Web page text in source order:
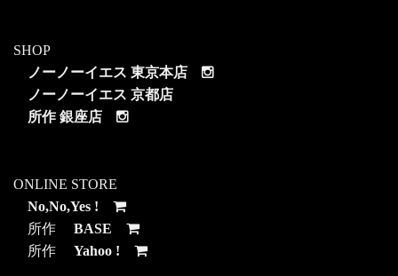
SHOP
ノーノーイエス 東京本店
ノーノーイエス 京都店
所作 銀座店
ONLINE STORE
No,No,Yes !
所作 BASE
所作 Yahoo !